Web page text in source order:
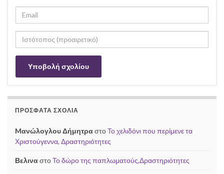
ΠΡΌΣΦΑΤΑ ΣΧΌΛΙΑ
Mανώλογλου ΔήμητραστοΤο χελιδόνι που περίμενε τα
Χριστούγεννα, Δραστηριότητες
ΒελιναστοΤο δώρο της παπλωματούς,Δραστηριότητες